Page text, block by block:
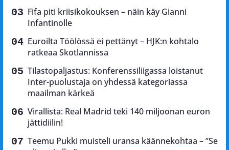
Fifa piti kriisikokouksen – näin käy Gianni
Infantinolle
Euroilta Töölössä ei pettänyt – HJK:n kohtalo
ratkeaa Skotlannissa
Tilastopaljastus: Konferenssiliigassa loistanut
Inter-puolustaja on yhdessä kategoriassa
maailman kärkeä
Virallista: Real Madrid teki 140 miljoonan euron
jättidiilin!
Teemu Pukki muisteli uransa käännekohtaa – ”Se